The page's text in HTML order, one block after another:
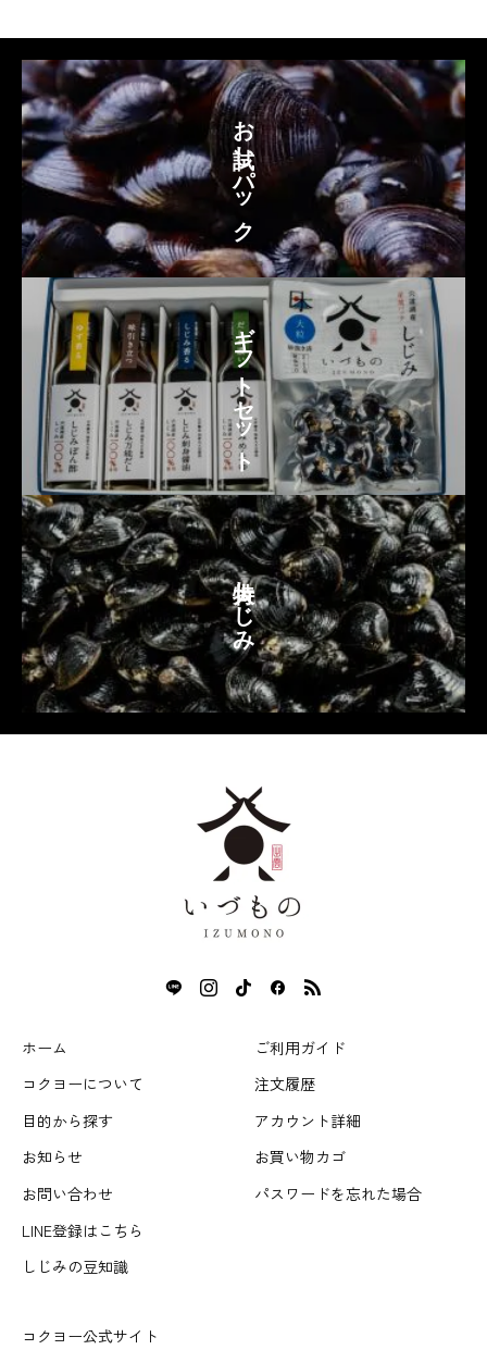
帯
¥
3
0
2
–
¥
5
,
6
1
お試しパック
ギフトセット
特大しじみ
ホーム
コクヨーについて
目的から探す
お知らせ
お問い合わせ
LINE登録はこちら
しじみの豆知識
ご利用ガイド
注文履歴
アカウント詳細
お買い物カゴ
パスワードを忘れた場合
コクヨー公式サイト